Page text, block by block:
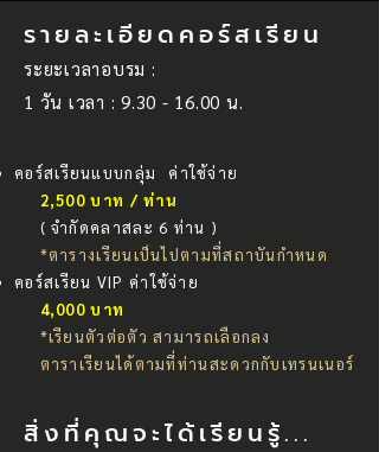
รายละเอียดคอร์สเรียน
ระยะเวลาอบรม :
1 วัน เวลา : 9.30 - 16.00 น.
คอร์สเรียนแบบกลุ่ม
ค่าใช้จ่าย
2,500 บาท / ท่าน
( จำกัดคลาสละ 6 ท่าน )
*ตารางเรียนเป็นไปตามที่สถาบันกำหนด
คอร์สเรียน VIP ค่าใช้จ่าย
4,000 บาท
*เรียนตัวต่อตัว สามารถเลือกลง
ตาราเรียนได้ตามที่ท่านสะดวกกับเทรนเนอร์
สิ่งที่คุณจะได้เรียนรู้...